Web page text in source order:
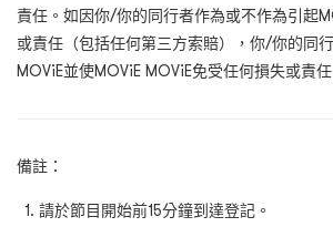
責任。如因你/你的同行者作為或不作為引起
或責任（包括任何第三方索賠），你/你的同
MOViE並使MOViE MOViE免受任何損失或責任
備註：
請於節目開始前15分鐘到達登記。